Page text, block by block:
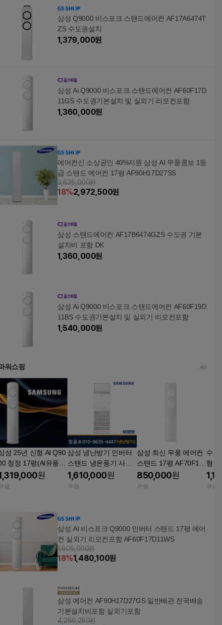
삼성 Q9000 비스포크 스탠드에어컨 AF17A6474T
ZS 수도권설치
1,379,000원
삼성 Ai Q9000 비스포크 스탠드에어컨 AF60F17D
11GS 수도권기본설치 및 실외기 리모컨포함
1,360,000원
에어컨신 소상공인 40%지원 삼성 AI 무풍콤보 1등
급 스탠드 에어컨 17평 AF90H17D27SS
3,625,000원
18%2,972,500원
삼성 스탠드에어컨 AF17B6474GZS 수도권 기본
설치비 포함 DK
1,360,000원
삼성 Ai Q9000 비스포크 스탠드에어컨 AF60F19D
11BS 수도권기본설치 및 실외기 리모컨포함
1,540,000원
워쇼핑
성 25년 신형 AI Q90
청정 17평(AI유풍)
탠드 에어컨(리모컨
함) AF60F17D11GT
원
팡
삼성 냉난방기 인버터
스탠드 냉온풍기 사무
실 업소용 실외기포함
빠른설치 킹공조 일반
도
1,610,000원
쿠팡
삼성 최신 무풍 에어컨
스탠드 17평 AF70F17
D11W 일반배관형
850,000원
쿠팡
수도
형
에어
7D11WS
쿠팡
삼성 AI 비스포크 Q9000 인버터 스탠드 17평 에어
컨 실외기 리모컨포함 AF60F17D11WS
1,805,000원
18%1,480,100원
삼성 에어컨 AF90H17D27GS 일반배관 전국배송
기본설치비포함 실외기포함
4,266,280원